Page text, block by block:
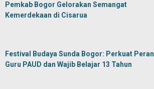
Pemkab Bogor Gelorakan Semangat
Kemerdekaan di Cisarua
Festival Budaya Sunda Bogor: Perkuat Peran
Guru PAUD dan Wajib Belajar 13 Tahun